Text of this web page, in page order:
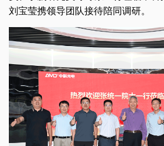
刘宝莹携领导团队接待陪同调研。